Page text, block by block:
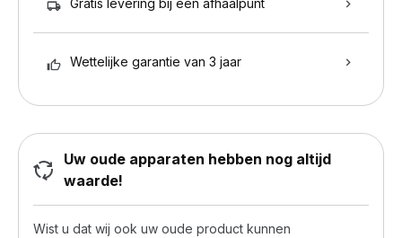
Gratis levering bij een afhaalpunt
Wettelijke garantie van 3 jaar
Uw oude apparaten hebben nog altijd
waarde!
Wist u dat wij ook uw oude product kunnen